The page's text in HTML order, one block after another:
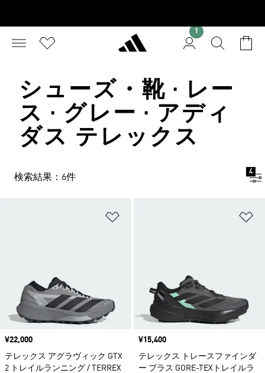
1
シューズ・靴 · レー
ス · グレー · アディ
ダス テレックス
検索結果：6件
4
価格
¥22,000
テレックス アグラヴィック GTX
2 トレイルランニング / TERREX
価格
¥15,400
テレックス トレースファインダ
ー プラス GORE-TEXトレイルラ